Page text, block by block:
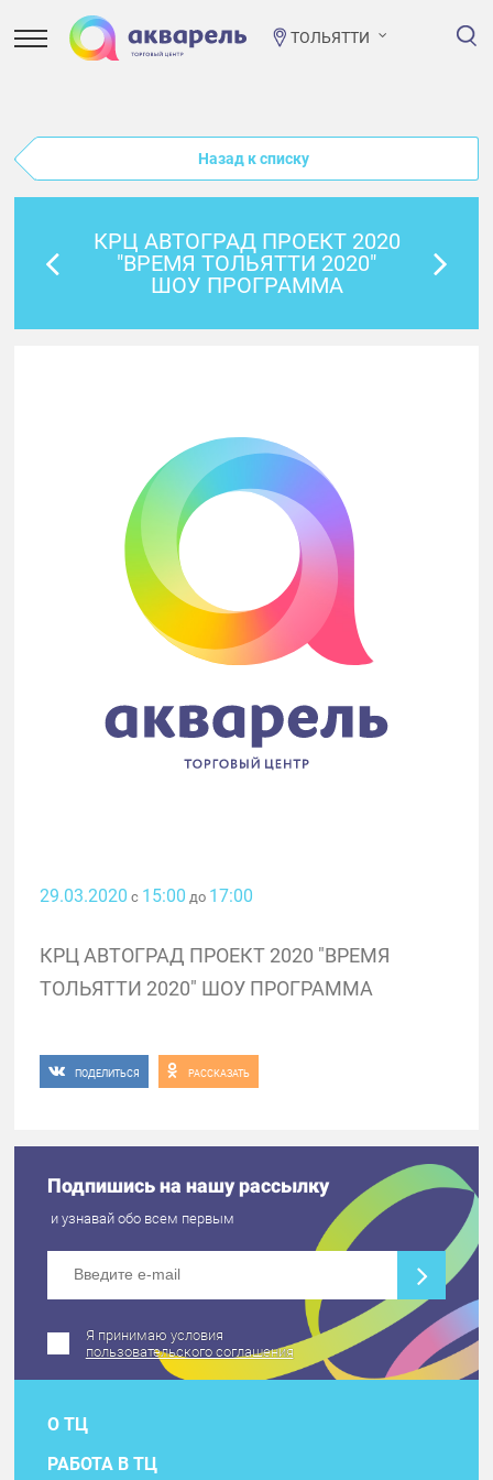
ТОЛЬЯТТИ
Назад к списку
КРЦ АВТОГРАД ПРОЕКТ 2020
"ВРЕМЯ ТОЛЬЯТТИ 2020"
ШОУ ПРОГРАММА
29.03.2020 с 15:00 до 17:00
КРЦ АВТОГРАД ПРОЕКТ 2020 "ВРЕМЯ
ТОЛЬЯТТИ 2020" ШОУ ПРОГРАММА
ПОДЕЛИТЬСЯ РАССКАЗАТЬ
Подпишись на нашу рассылку
и узнавай обо всем первым
Я принимаю условия
пользовательского соглашения
О ТЦ
РАБОТА В ТЦ